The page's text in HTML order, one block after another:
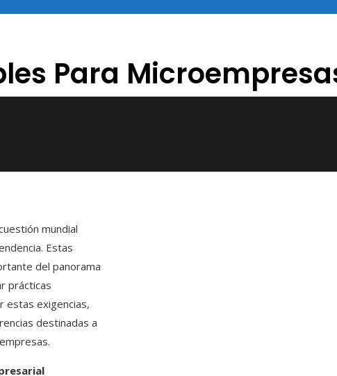
Para
mundial
Estas
del panorama
prácticas
estas exigencias,
destinadas a